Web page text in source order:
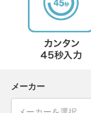
メーカー